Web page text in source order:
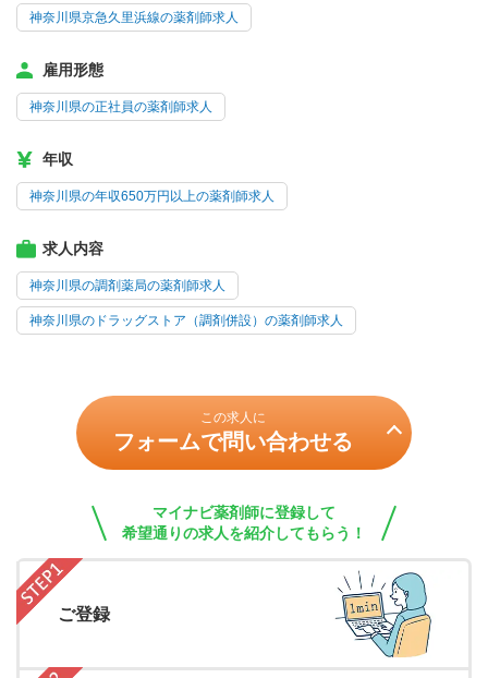
神奈川県京急久里浜線の薬剤師求人
雇用形態
神奈川県の正社員の薬剤師求人
年収
神奈川県の年収650万円以上の薬剤師求人
求人内容
神奈川県の調剤薬局の薬剤師求人
神奈川県のドラッグストア（調剤併設）の薬剤師求人
この求人に
フォームで問い合わせる
マイナビ薬剤師に登録して
希望通りの求人を紹介してもらう！
ご登録